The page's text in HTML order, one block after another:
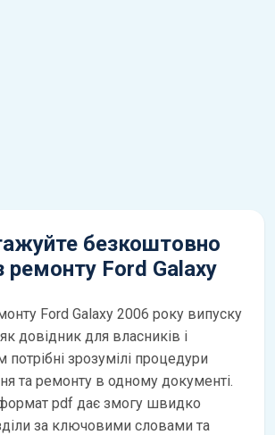
безкоштовно
ремонту Ford Galaxy
Ford Galaxy 2006 року випуску
довідник для власників і
потрібні зрозумілі процедури
та ремонту в одному документі.
pdf дає змогу швидко
за ключовими словами та